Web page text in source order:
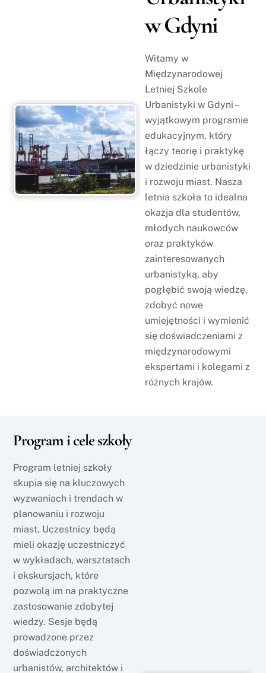
w Gdyni
Witamy w
Międzynarodowej
Letniej Szkole
Urbanistyki w Gdyni –
wyjątkowym programie
edukacyjnym, który
łączy teorię i praktykę
w dziedzinie urbanistyki
i rozwoju miast. Nasza
letnia szkoła to idealna
okazja dla studentów,
młodych naukowców
oraz praktyków
zainteresowanych
urbanistyką, aby
pogłębić swoją wiedzę,
zdobyć nowe
umiejętności i wymienić
się doświadczeniami z
międzynarodowymi
ekspertami i kolegami z
różnych krajów.
Program i cele szkoły
Program letniej szkoły
skupia się na kluczowych
wyzwaniach i trendach w
planowaniu i rozwoju
miast. Uczestnicy będą
mieli okazję uczestniczyć
w wykładach, warsztatach
i ekskursjach, które
pozwolą im na praktyczne
zastosowanie zdobytej
wiedzy. Sesje będą
prowadzone przez
doświadczonych
urbanistów, architektów i